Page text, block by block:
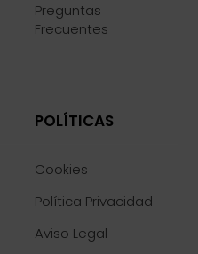
Preguntas
Frecuentes
POLÍTICAS
Cookies
Política Privacidad
Aviso Legal